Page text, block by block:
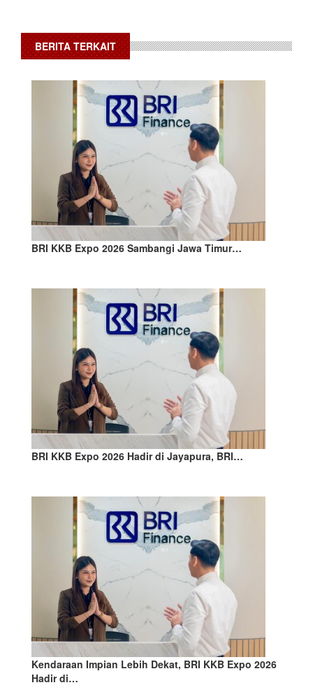
BERITA TERKAIT
BRI KKB Expo 2026 Sambangi Jawa Timur…
BRI KKB Expo 2026 Hadir di Jayapura, BRI…
Kendaraan Impian Lebih Dekat, BRI KKB Expo 2026
Hadir di…